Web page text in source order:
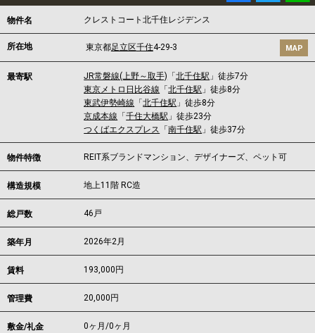
物件名 クレストコート北千住レジデンス
所在地 東京都足立区千住4-29-3 MAP
最寄駅 JR常磐線(上野～取手) 「北千住駅 」徒歩7分
東京メトロ日比谷線 「北千住駅 」徒歩8分
東武伊勢崎線 「北千住駅 」徒歩8分
京成本線 「千住大橋駅 」徒歩23分
つくばエクスプレス 「南千住駅 」徒歩37分
物件特徴 REIT系ブランドマンション、デザイナーズ、ペット可
構造規模 地上11階 RC造
総戸数 46戸
築年月 2026年2月
賃料 193,000 円
管理費 20,000円
敷金/礼金 0ヶ月/0ヶ月